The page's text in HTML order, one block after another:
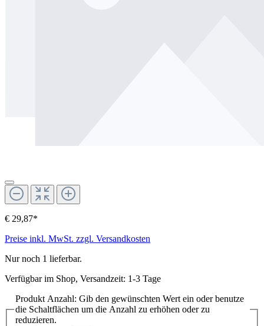
€ 29,87*
Preise inkl. MwSt. zzgl. Versandkosten
Nur noch 1 lieferbar.
Verfügbar im Shop, Versandzeit: 1-3 Tage
Produkt Anzahl: Gib den gewünschten Wert ein oder benutze
die Schaltflächen um die Anzahl zu erhöhen oder zu
reduzieren.